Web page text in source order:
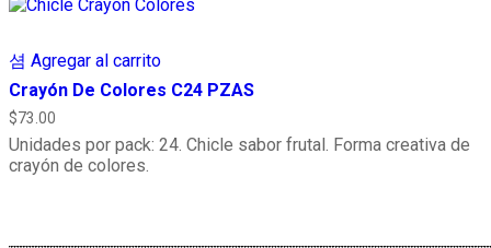
Agregar al carrito
Crayón De Colores C24 PZAS
$73.00
Unidades por pack: 24. Chicle sabor frutal. Forma creativa de
crayón de colores.